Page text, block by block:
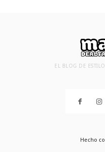
EL BLOG DE
Hecho